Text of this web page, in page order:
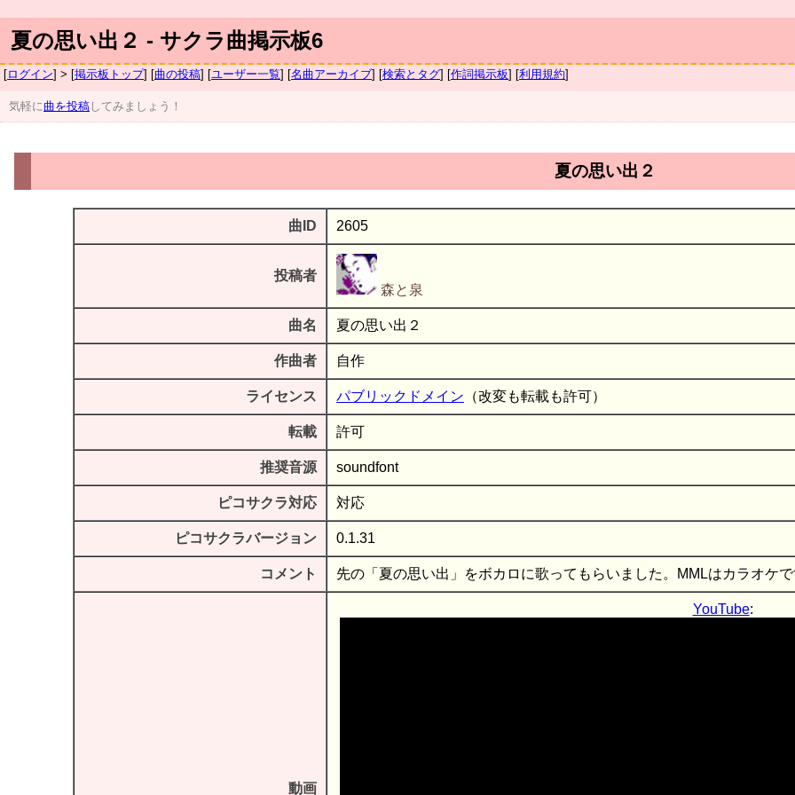
夏の思い出２ - サクラ曲掲示板6
[ログイン] > [掲示板トップ] [曲の投稿] [ユーザー一覧] [名曲アーカイブ] [検索とタグ] [作詞掲示板] [利用規約]
気軽に曲を投稿 してみましょう！
夏の思い出２
曲ID 2605
投稿者
森と泉
曲名 夏の思い出２
作曲者 自作
ライセンス パブリックドメイン （改変も転載も許可）
転載 許可
推奨音源 soundfont
ピコサクラ対応 対応
ピコサクラバージョン 0.1.31
コメント 先の「夏の思い出」をボカロに歌ってもらいました。MMLはカラオケ
動画
YouTube: